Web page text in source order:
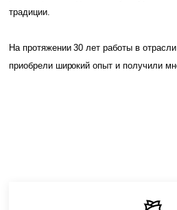
традиции.
На протяжении 30 лет работы в
приобрели широкий опыт и получили